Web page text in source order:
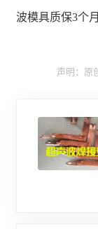
波模具质保3个
声明：原